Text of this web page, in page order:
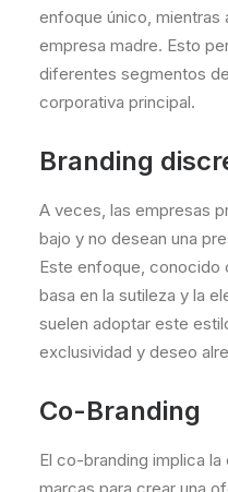
enfoque único, mientras
empresa madre. Esto
diferentes segmentos
corporativa principal.
Branding
A veces, las empresas
bajo y no desean una
Este enfoque, conocido
basa en la sutileza y la
suelen adoptar este
exclusividad y deseo
Co-Branding
El co-branding implica